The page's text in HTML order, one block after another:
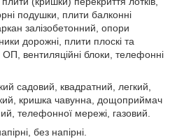
подушки, плити балконні
залізобетонний, опори
дорожні, плити плоскі та
вентиляційні блоки, телефонні
садовий, квадратний, легкий,
кришка чавунна, дощоприймач
телефонної мережі, газовий.
без напірні.